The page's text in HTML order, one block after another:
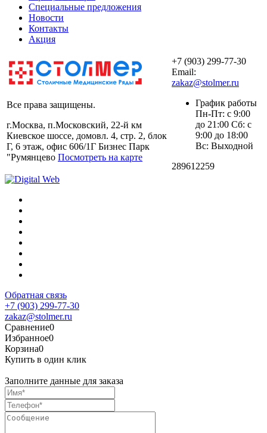
Специальные предложения
Новости
Контакты
Акция
Все права защищены.
г.Москва, п.Московский, 22-й км
Киевское шоссе, домовл. 4, стр. 2, блок
Г, 6 этаж, офис 606/1Г Бизнес Парк
"Румянцево Посмотреть на карте
+7 (903) 299-77-30
Email:
zakaz@stolmer.ru
График работы
Пн-Пт: с 9:00
до 21:00 Сб: с
9:00 до 18:00
Вс: Выходной
289612259
Обратная связь
+7 (903) 299-77-30
zakaz@stolmer.ru
Сравнение0
Избранное0
Корзина0
Купить в один клик
Заполните данные для заказа